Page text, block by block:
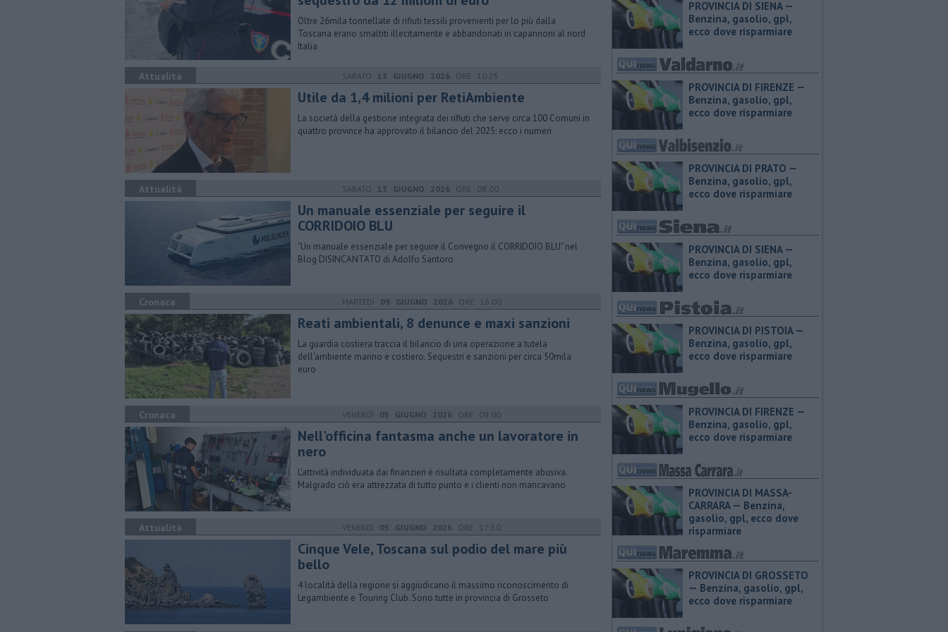
Oltre 26mila tonnellate di rifiuti tessili provenienti per lo più dalla
Toscana erano smaltiti illecitamente e abbandonati in capannoni al nord
Italia
Attualità SABATO 13 GIUGNO 2026 ORE 10:25
Utile da 1,4 milioni per RetiAmbiente
La società della gestione integrata dei rifiuti che serve circa 100 Comuni in
quattro province ha approvato il bilancio del 2025: ecco i numeri
Attualità SABATO 13 GIUGNO 2026 ORE 08:00
Un manuale essenziale per seguire il
CORRIDOIO BLU
"Un manuale essenziale per seguire il Convegno il CORRIDOIO BLU" nel
Blog DISINCANTATO di Adolfo Santoro
Cronaca MARTEDÌ 09 GIUGNO 2026 ORE 16:00
Reati ambientali, 8 denunce e maxi sanzioni
La guardia costiera traccia il bilancio di una operazione a tutela
dell'ambiente marino e costiero. Sequestri e sanzioni per circa 50mila
euro
Cronaca VENERDÌ 05 GIUGNO 2026 ORE 09:00
Nell'officina fantasma anche un lavoratore in
nero
L'attività individuata dai finanzieri è risultata completamente abusiva.
Malgrado ciò era attrezzata di tutto punto e i clienti non mancavano
Attualità VENERDÌ 05 GIUGNO 2026 ORE 17:50
Cinque Vele, Toscana sul podio del mare più
bello
4 località della regione si aggiudicano il massimo riconoscimento di
Legambiente e Touring Club. Sono tutte in provincia di Grosseto
PROVINCIA DI SIENA — ​
Benzina, gasolio, gpl,
ecco dove risparmiare
PROVINCIA DI FIRENZE — ​
Benzina, gasolio, gpl,
ecco dove risparmiare
PROVINCIA DI PRATO — ​
Benzina, gasolio, gpl,
ecco dove risparmiare
PROVINCIA DI SIENA — ​
Benzina, gasolio, gpl,
ecco dove risparmiare
PROVINCIA DI PISTOIA — ​
Benzina, gasolio, gpl,
ecco dove risparmiare
PROVINCIA DI FIRENZE — ​
Benzina, gasolio, gpl,
ecco dove risparmiare
PROVINCIA DI MASSA-
CARRARA — ​Benzina,
gasolio, gpl, ecco dove
risparmiare
PROVINCIA DI GROSSETO
— ​Benzina, gasolio, gpl,
ecco dove risparmiare